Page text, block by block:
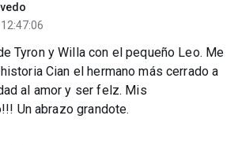
Tyron y Willa con el pequeño Leo. Me
Cian el hermano más cerrado a
al amor y ser felz. Mis
Un abrazo grandote.